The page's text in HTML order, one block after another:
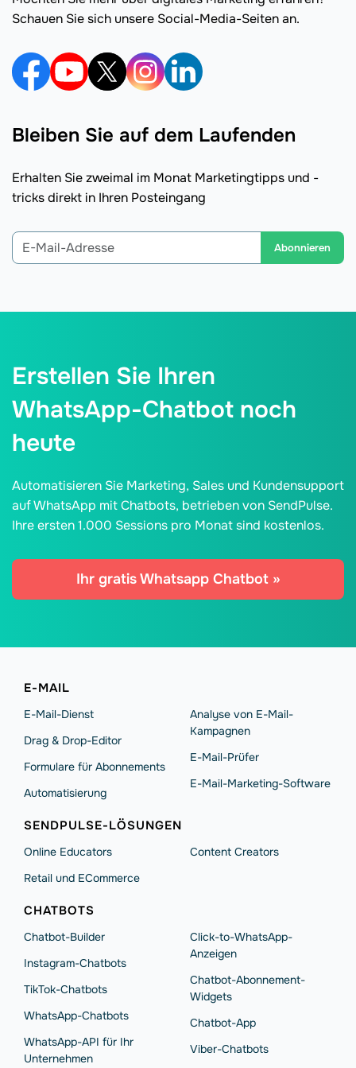
Schauen Sie sich unsere Social-Media-Seiten an.
Bleiben Sie auf dem Laufenden
Erhalten Sie zweimal im Monat Marketingtipps und -
tricks direkt in Ihren Posteingang
Abonnieren
Erstellen Sie Ihren
WhatsApp-Chatbot noch
heute
Automatisieren Sie Marketing, Sales und Kundensupport
auf WhatsApp mit Chatbots, betrieben von SendPulse.
Ihre ersten 1.000 Sessions pro Monat sind kostenlos.
Ihr gratis Whatsapp Chatbot »
E-MAIL
E-Mail-Dienst
Drag & Drop-Editor
Formulare für Abonnements
Automatisierung
Analyse von E-Mail-
Kampagnen
E-Mail-Prüfer
E-Mail-Marketing-Software
SENDPULSE-LÖSUNGEN
Online Educators
Retail und ECommerce
Content Creators
СHATBOTS
Chatbot-Builder
Instagram-Chatbots
TikTok-Chatbots
WhatsApp-Chatbots
WhatsApp-API für Ihr
Unternehmen
Click-to-WhatsApp-
Anzeigen
Chatbot-Abonnement-
Widgets
Chatbot-App
Viber-Chatbots